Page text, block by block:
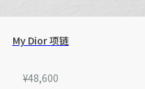
My Dior 项链
¥48,600